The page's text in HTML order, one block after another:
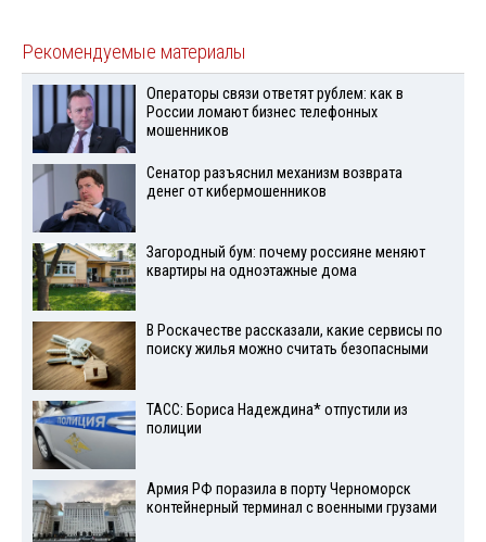
Рекомендуемые материалы
Операторы связи ответят рублем: как в
России ломают бизнес телефонных
мошенников
Сенатор разъяснил механизм возврата
денег от кибермошенников
Загородный бум: почему россияне меняют
квартиры на одноэтажные дома
В Роскачестве рассказали, какие сервисы по
поиску жилья можно считать безопасными
ТАСС: Бориса Надеждина* отпустили из
полиции
Армия РФ поразила в порту Черноморск
контейнерный терминал с военными грузами